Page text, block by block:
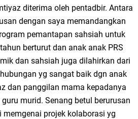
diterima oleh pentadbir. Antara
dengan saya memandangkan
pemantapan sahsiah untuk
berturut dan anak anak PRS
dan sahsiah juga dilahirkan dari
yg sangat baik dgn anak
dan panggilan mama kepadanya
murid. Senang betul berurusan
memgenai projek kolaborasi yg